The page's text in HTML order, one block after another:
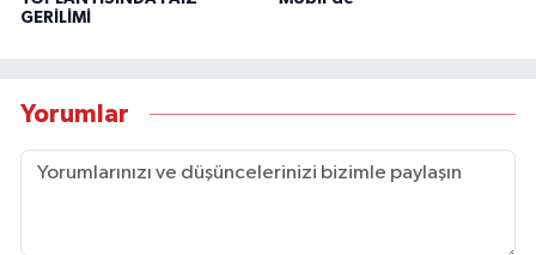
GERİLİMİ
Yorumlar